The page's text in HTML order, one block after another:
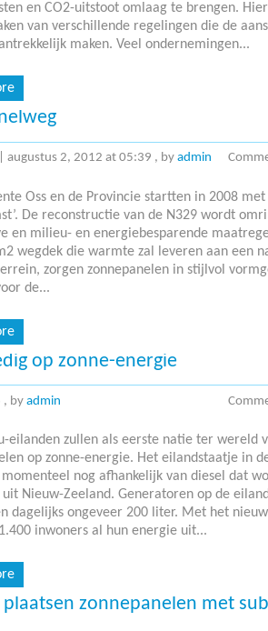
en CO2-uitstoot omlaag te brengen.
van verschillende regelingen die de
maken. Veel ondernemingen...
augustus 2, 2012 at 05:39 , by admin
Oss en de Provincie startten in 2008 met
De reconstructie van de N329 wordt
en milieu- en energiebesparende
wegdek die warmte zal leveren aan een
zorgen zonnepanelen in stijlvol
de...
op zonne-energie
, by admin
eilanden zullen als eerste natie ter wereld
op zonne-energie. Het eilandstaatje in
momenteel nog afhankelijk van diesel dat
Nieuw-Zeeland. Generatoren op de
dagelijks ongeveer 200 liter. Met het
inwoners al hun energie uit...
zonnepanelen met